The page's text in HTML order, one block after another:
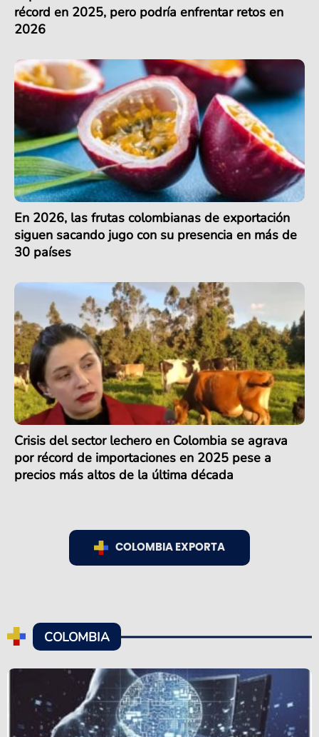
récord en 2025, pero podría enfrentar retos en
2026
En 2026, las frutas colombianas de exportación
siguen sacando jugo con su presencia en más de
30 países
Crisis del sector lechero en Colombia se agrava
por récord de importaciones en 2025 pese a
precios más altos de la última década
COLOMBIA EXPORTA
COLOMBIA